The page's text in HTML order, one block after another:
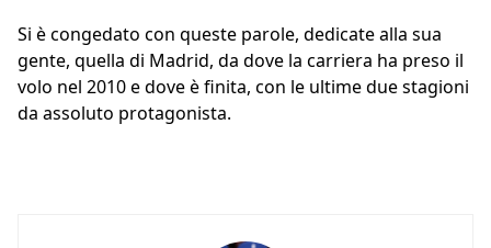
Si è congedato con queste parole, dedicate alla sua
gente, quella di Madrid, da dove la carriera ha preso il
volo nel 2010 e dove è finita, con le ultime due stagioni
da assoluto protagonista.